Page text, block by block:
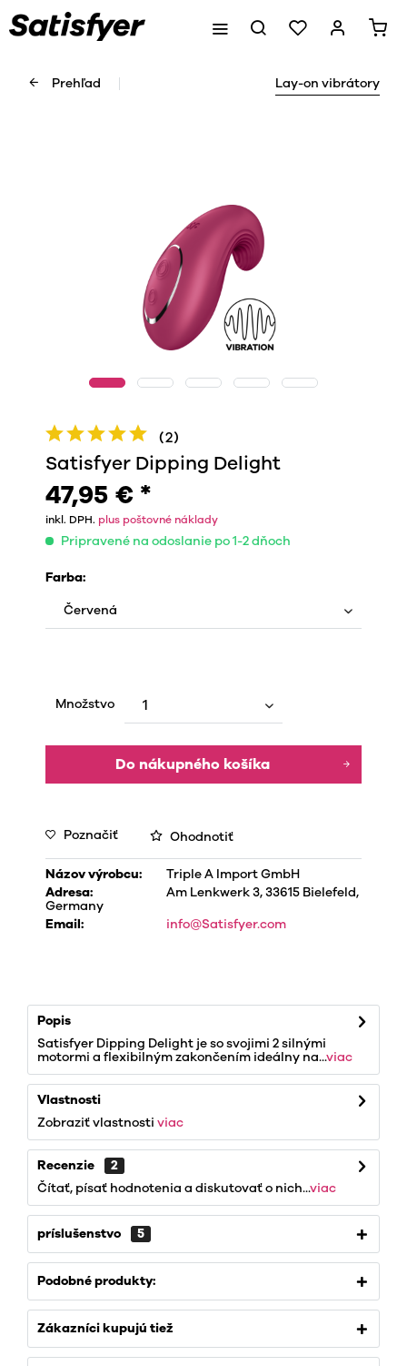
Prehľad Lay-on vibrátory
Satisfyer Dipping Delight
(2)
47,95 € *
inkl. DPH. plus poštovné náklady
Pripravené na odoslanie po 1-2 dňoch
Farba:
Množstvo
Do nákupného košíka
Poznačiť Ohodnotiť
Názov výrobcu:
Triple A Import GmbH
Adresa:
Am Lenkwerk 3, 33615 Bielefeld,
Germany
Email:
info@Satisfyer.com
Popis
Satisfyer Dipping Delight je so svojimi 2 silnými
motormi a flexibilným zakončením ideálny na...viac
Vlastnosti
Zobraziť vlastnosti viac
Recenzie
2
Čítať, písať hodnotenia a diskutovať o nich...viac
príslušenstvo 5
Podobné produkty:
Zákazníci kupujú tiež